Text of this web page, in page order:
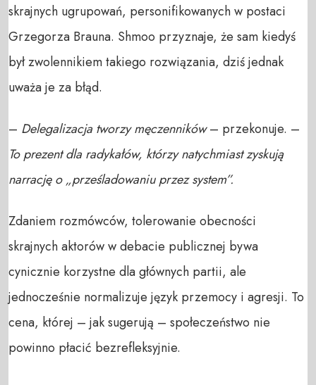
skrajnych ugrupowań, personifikowanych w postaci
Grzegorza Brauna. Shmoo przyznaje, że sam kiedyś
był zwolennikiem takiego rozwiązania, dziś jednak
uważa je za błąd.
– Delegalizacja tworzy męczenników– przekonuje. –
To prezent dla radykałów, którzy natychmiast zyskują
narrację o „prześladowaniu przez system”.
Zdaniem rozmówców, tolerowanie obecności
skrajnych aktorów w debacie publicznej bywa
cynicznie korzystne dla głównych partii, ale
jednocześnie normalizuje język przemocy i agresji. To
cena, której – jak sugerują – społeczeństwo nie
powinno płacić bezrefleksyjnie.